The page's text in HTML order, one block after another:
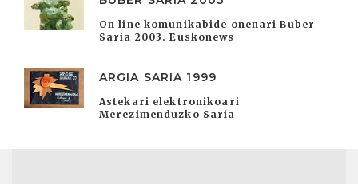
On line komunikabide onenari Buber
Saria 2003. Euskonews
ARGIA SARIA 1999
Astekari elektronikoari
Merezimenduzko Saria